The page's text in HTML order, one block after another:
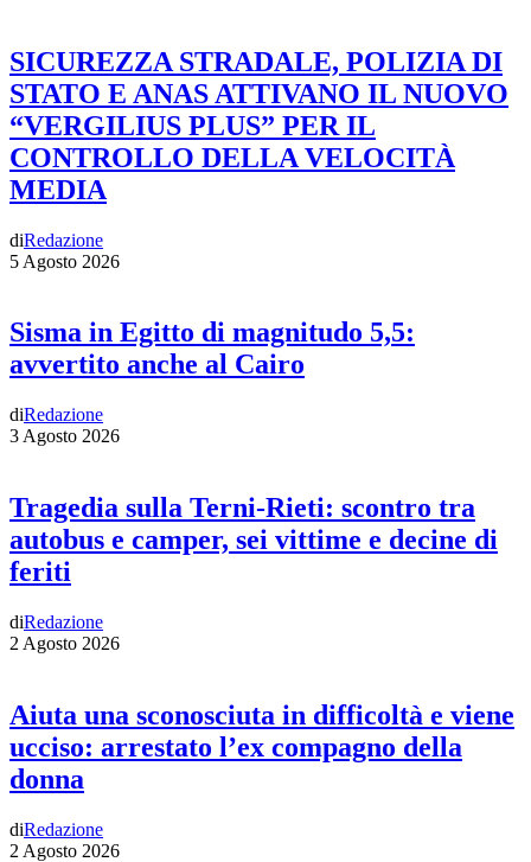
SICUREZZA STRADALE, POLIZIA DI
STATO E ANAS ATTIVANO IL NUOVO
“VERGILIUS PLUS” PER IL
CONTROLLO DELLA VELOCITÀ
MEDIA
diRedazione
5 Agosto 2026
Sisma in Egitto di magnitudo 5,5:
avvertito anche al Cairo
diRedazione
3 Agosto 2026
Tragedia sulla Terni-Rieti: scontro tra
autobus e camper, sei vittime e decine di
feriti
diRedazione
2 Agosto 2026
Aiuta una sconosciuta in difficoltà e viene
ucciso: arrestato l’ex compagno della
donna
diRedazione
2 Agosto 2026